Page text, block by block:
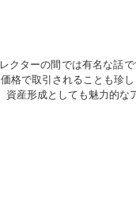
クターの間では有名な話
格で取引されることも珍
産形成としても魅力的な